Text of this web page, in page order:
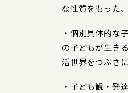
な性質をもった
・個別具体的な
の子どもが生き
活世界をつぶさ
・子ども観・発